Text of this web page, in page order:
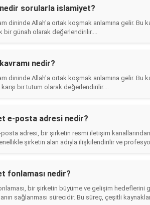
sorularla islamiyet?
dininde Allah'a ortak koşmak anlamına gelir. Bu
bir günah olarak değerlendirilir....
nedir?
dininde Allah'a ortak koşmak anlamına gelir. Bu
bir tutum olarak değerlendirilir....
e-posta adresi nedir?
adresi, bir şirketin resmi iletişim
şirketin alan adıyla ilişkilendirilir ve
fonlaması nedir?
bir şirketin büyüme ve gelişim hedeflerini
sağlanması sürecidir. Bu süreç, çeşitli